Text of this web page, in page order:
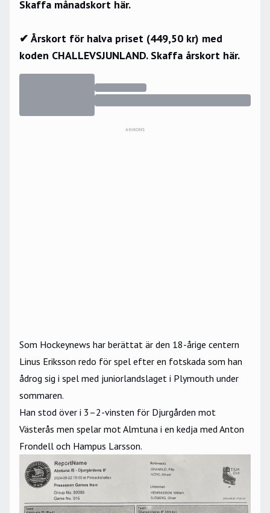
Skaffa månadskort här.
✔ Årskort för halva priset (449,50 kr) med
koden CHALLEVSJUNLAND. Skaffa årskort här.
ANNONS
Som Hockeynews har berättat är den 18-årige centern
Linus Eriksson redo för spel efter en fotskada som han
ådrog sig i spel med juniorlandslaget i Plymouth under
sommaren.
Han stod över i 3–2-vinsten för Djurgården mot
Västerås men spelar mot Almtuna i en kedja med Anton
Frondell och Hampus Larsson.